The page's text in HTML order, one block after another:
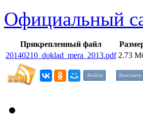
Официальный
Прикрепленный файл
20140210_doklad_mera_2013.pdf 2.73
Войти Контакте